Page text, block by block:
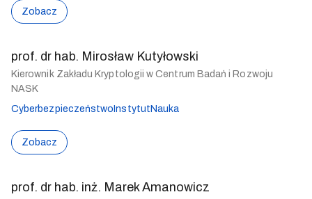
Zobacz
prof. dr hab. Mirosław Kutyłowski
Kierownik Zakładu Kryptologii w Centrum Badań i Rozwoju
NASK
Cyberbezpieczeństwo Instytut Nauka
Zobacz
prof. dr hab. inż. Marek Amanowicz